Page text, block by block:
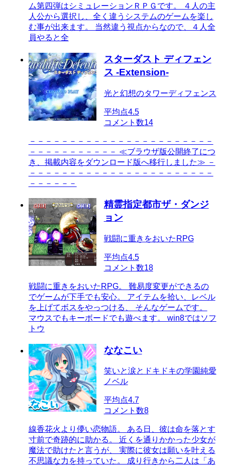
ム第四弾はシミュレーションＲＰＧです。 ４人の主
人公から選択し、全く違うシステムのゲームを楽し
む事が出来ます。 当然違う視点からなので、４人全
員やると全
スターダスト ディフェン
ス -Extension-
光と幻想のタワーディフェンス
平均点4.5
コメント数14
－－－－－－－－－－－－－－－－－－－－－－－
－－－－－－－－－－－ ≪ブラウザ版公開終了につ
き、掲載内容をダウンロード版へ移行しました≫ －
－－－－－－－－－－－－－－－－－－－－－－－
－－－－－－
精霊指定都市ザ・ダンジ
ョン
戦闘に重きをおいたRPG
平均点4.5
コメント数18
戦闘に重きをおいたRPG。 難易度変更ができるの
でゲームが下手でも安心。 アイテムを拾い、レベル
を上げてボスをやっつける、 そんなゲームです。
マウスでもキーボードでも遊べます。 win8ではソフ
トウ
ななこい
笑いと涙とドキドキの学園純愛
ノベル
平均点4.7
コメント数8
線香花火より儚い恋物語。 ある日、彼は命を落とす
寸前で奇跡的に助かる。 近くを通りかかった少女が
魔法で助けたと言うが、 実際に彼女は願いを叶える
不思議な力を持っていた。 成り行きから二人は「あ